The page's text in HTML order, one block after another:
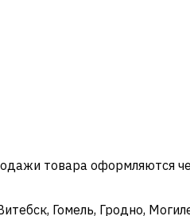
товара оформляются
Гомель, Гродно,